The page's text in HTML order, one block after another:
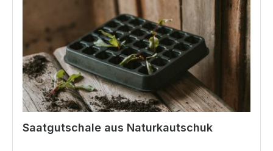
Saatgutschale aus Naturkautschuk